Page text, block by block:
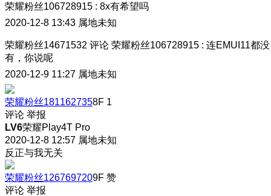
荣耀粉丝106728915 : 8x有希望吗
2020-12-8 13:43 属地未知
荣耀粉丝14671532 评论 荣耀粉丝106728915 : 连EMUI11都没
有，你说呢
2020-12-9 11:27 属地未知
荣耀粉丝1811627358F 1
评论 举报
LV6荣耀Play4T Pro
2020-12-8 12:57 属地未知
反正与我无关
荣耀粉丝1267697209F 赞
评论 举报